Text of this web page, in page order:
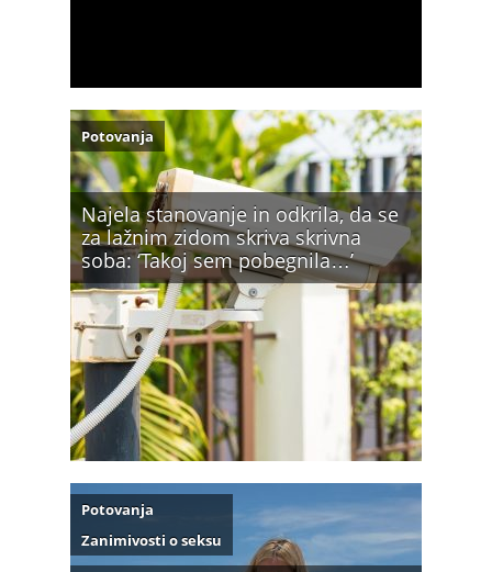
Najela stanovanje in odkrila, da se
za lažnim zidom skriva skrivna
soba: ‘Takoj sem pobegnila…’
Potovanja
Potovanja
Zanimivosti o seksu